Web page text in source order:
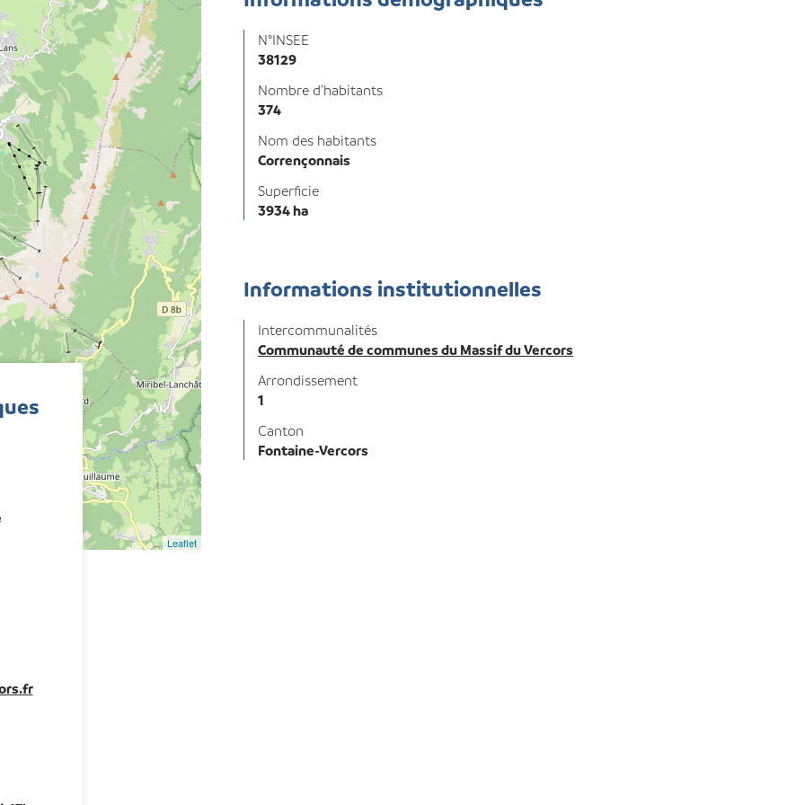
Leaflet
N°INSEE
38129
Nombre d'habitants
374
Nom des habitants
Corrençonnais
Superficie
3934 ha
Informations institutionnelles
Intercommunalités
Communauté de communes du Massif du Vercors
Arrondissement
1
Canton
Fontaine-Vercors